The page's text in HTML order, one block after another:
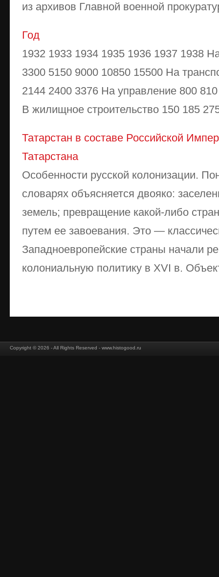
из архивов Главной военной
Год
1932 1933 1934 1935 1936 1937 1938
3300 5150 9000 10850 15500 На
2144 2400 3376 На управление 800
В жилищное строительство 150 185
Татарстан в составе Российской
Татарстана
Особенности русской колонизации.
словарях объясняется двояко:
земель; превращение какой-либо
путем ее завоевания. Это —
Западноевропейские страны начали
колониальную политику в XVI в.
Copyright © 2026 - All Rights Reserved - www.histogood.ru